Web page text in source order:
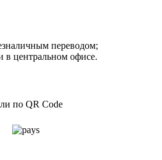
переводом;
в центральном офисе.
по QR Code